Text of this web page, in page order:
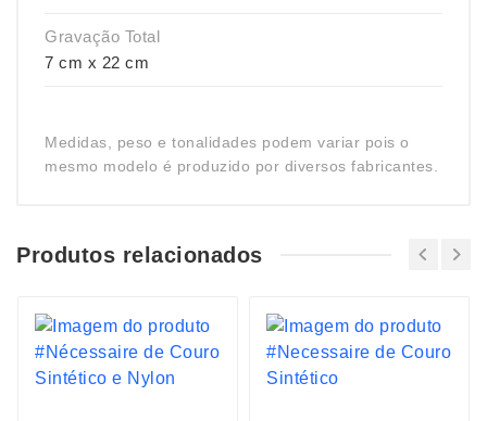
Gravação Total
7 cm x 22 cm
Medidas, peso e tonalidades podem variar pois o
mesmo modelo é produzido por diversos fabricantes.
Produtos relacionados